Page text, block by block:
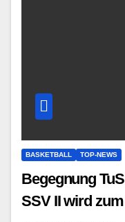
BASKETBALL TOP-NEWS
Begegnung
SSV II wird